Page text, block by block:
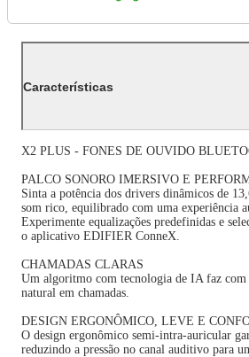
Características
X2 PLUS - FONES DE OUVIDO
PALCO SONORO IMERSIVO E
Sinta a potência dos drivers dinâmicos de
som rico, equilibrado com uma experiência
Experimente equalizações predefinidas e
o aplicativo EDIFIER ConneX.
CHAMADAS CLARAS
Um algoritmo com tecnologia de IA faz com
natural em chamadas.
DESIGN ERGONÔMICO, LEVE E
O design ergonômico semi-intra-auricular
reduzindo a pressão no canal auditivo para